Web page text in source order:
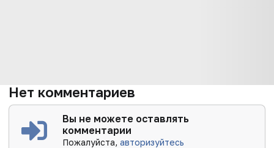
Нет комментариев
Вы не можете оставлять
комментарии
Пожалуйста,авторизуйтесь